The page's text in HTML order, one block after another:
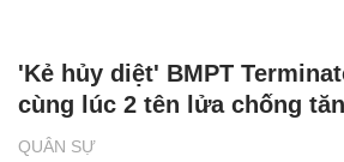
QUÂN SỰ
'Kẻ hủy diệt' BMPT
cùng lúc 2 tên lửa chống